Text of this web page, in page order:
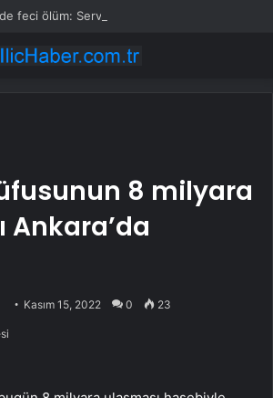
8 milyara
Ankara’da
Kasım 15, 2022 0 23